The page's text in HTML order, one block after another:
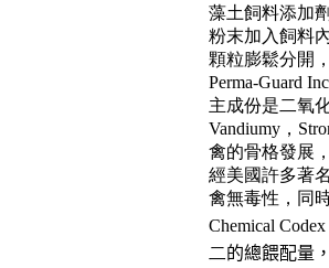
藻土飼料添加
粉末加入飼料
顆粒膨鬆分開
Perma-Guard
主成份是二氧
Vandiumy ，
禽的骨格發展
經美國許多著
禽無毒性，同
Chemical Codex
二的總餵配量